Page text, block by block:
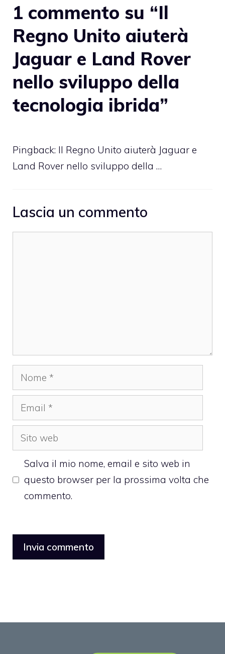
1 commento su “Il
Regno Unito aiuterà
Jaguar e Land Rover
nello sviluppo della
tecnologia ibrida”
Pingback: Il Regno Unito aiuterà Jaguar e
Land Rover nello sviluppo della …
Lascia un commento
Nome
Email
Sito
web
Salva il mio nome, email e sito web in
questo browser per la prossima volta che
commento.